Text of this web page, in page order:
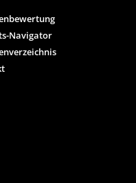
Navigator